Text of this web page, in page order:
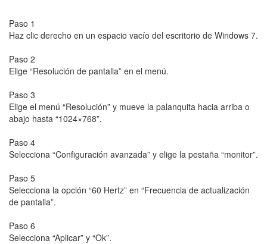
Paso 1
Haz clic derecho en un espacio vacío del escritorio de Windows 7.
Paso 2
Elige “Resolución de pantalla” en el menú.
Paso 3
Elige el menú “Resolución” y mueve la palanquita hacia arriba o
abajo hasta “1024×768”.
Paso 4
Selecciona “Configuración avanzada” y elige la pestaña “monitor”.
Paso 5
Selecciona la opción “60 Hertz” en “Frecuencia de actualización
de pantalla”.
Paso 6
Selecciona “Aplicar” y “Ok”.